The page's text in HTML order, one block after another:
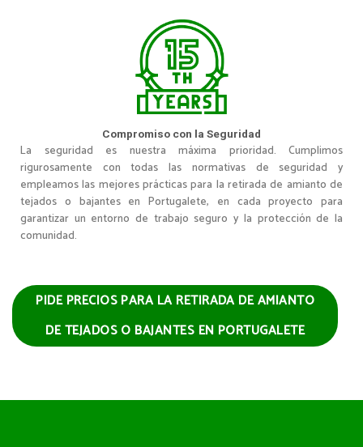
Compromiso con la Seguridad
La seguridad es nuestra máxima prioridad. Cumplimos
rigurosamente con todas las normativas de seguridad y
empleamos las mejores prácticas para la retirada de amianto de
tejados o bajantes en Portugalete, en cada proyecto para
garantizar un entorno de trabajo seguro y la protección de la
comunidad.
PIDE PRECIOS PARA LA RETIRADA DE AMIANTO
DE TEJADOS O BAJANTES EN PORTUGALETE